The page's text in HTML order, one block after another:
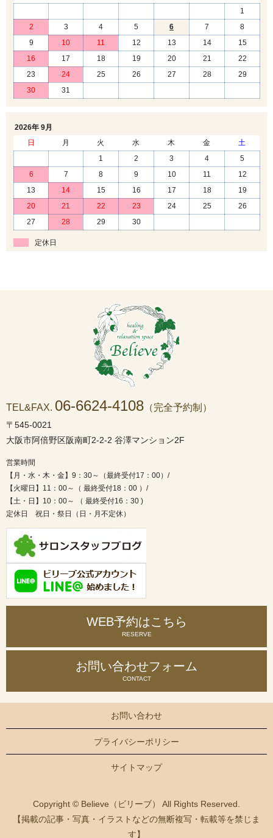
1
2
3 4 5 6 7
8
9
10 11 12 13 14
15
16
17 18 19 20 21
22
23
24 25 26 27 28
29
30
31
2026年 9月
日
月 火 水 木 金
土
1
2 3 4
5
6
7 8 9 10 11
12
13
14 15 16 17 18
19
20
21 22 23 24 25
26
27
28 29 30
定休日
TEL&FAX. 06-6624-4108 （完全予約制）
〒545-0021
大阪市阿倍野区阪南町2-2-2 谷澤マンション2F
営業時間
【月・水・木・金】9：30～（最終受付17：00）/
【火曜日】11：00～（ 最終受付18：00 ）/
【土・日】10：00～ （ 最終受付16：30 )
定休日 祝日・祭日（日・月不定休）
WEB予約はこちら
RESERVE
お問い合わせフォーム
CONTACT
お問い合わせ
プライバシーポリシー
サイトマップ
Copyright © Believe（ビリーブ） All Rights Reserved.
【掲載の記事・写真・イラストなどの無断複写・転載等を禁じま
す】